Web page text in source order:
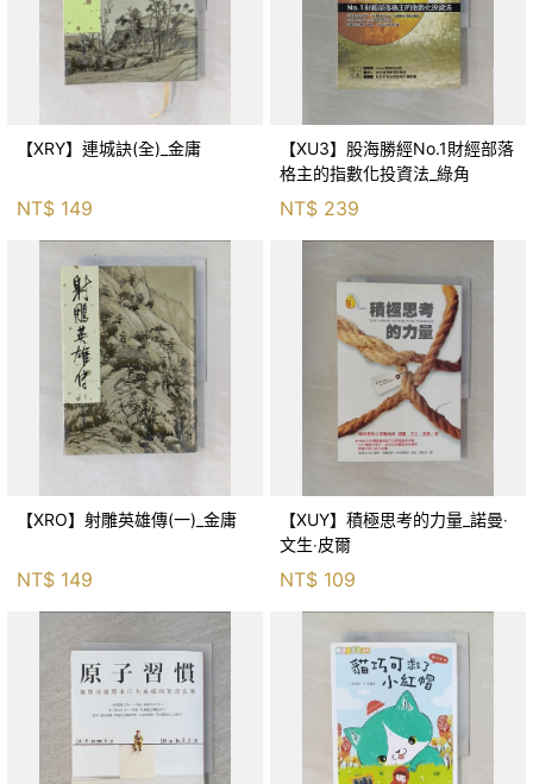
【XRY】連城訣(全)_金庸
NT$ 149
【XU3】股海勝經No.1財經部落
格主的指數化投資法_綠角
NT$ 239
【XRO】射雕英雄傳(一)_金庸
NT$ 149
【XUY】積極思考的力量_諾曼‧
文生‧皮爾
NT$ 109